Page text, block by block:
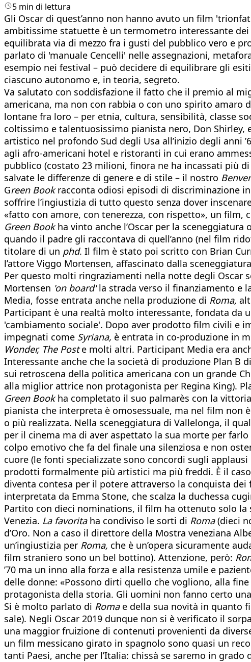
5 min di lettura
Gli Oscar di quest’anno non hanno avuto un film
ambitissime statuette è un termometro interessante dei
equilibrata via di mezzo fra i gusti del pubblico vero e
parlato di 'manuale Cencelli' nelle assegnazioni,
esempio nei festival – può decidere di equilibrare gli
ciascuno autonomo e, in teoria, segreto.
Va salutato con soddisfazione il fatto che il premio al
americana, ma non con rabbia o con uno spirito amaro
lontane fra loro – per etnia, cultura, sensibilità, classe
coltissimo e talentuosissimo pianista nero, Don
artistico nel profondo Sud degli Usa all’inizio degli anni
agli afro-americani hotel e ristoranti in cui erano
pubblico (costato 23 milioni, finora ne ha incassati più
salvate le differenze di genere e di stile – il nostro
Green Bookracconta odiosi episodi di discriminazione
soffrire l’ingiustizia di tutto questo senza dover
«fatto con amore, con tenerezza, con rispetto», un film,
Green Bookha vinto anche l’Oscar per la
quando il padre gli raccontava di quell’anno (nel film
titolare di un phd. Il film è stato poi scritto con Brian
l’attore Viggo Mortensen, affascinato dalla
Per questo molti ringraziamenti nella notte degli Oscar
Mortensen 'on board'la strada verso il finanziamento e
Media, fosse entrata anche nella produzione di Roma,
Participant è una realtà molto interessante, fondata da
'cambiamento sociale'. Dopo aver prodotto film civili e
impegnati come Syriana, è entrata in co-produzione in
Wonder, The Poste molti altri. Participant Media era
Interessante anche che la società di produzione Plan B
sui retroscena della politica americana con un grande
alla miglior attrice non protagonista per Regina King).
Green Bookha completato il suo palmarès con la
pianista che interpreta è omosessuale, ma nel film non
o più realizzata. Nella sceneggiatura di Vallelonga, il
per il cinema ma di aver aspettato la sua morte per
colpo emotivo che fa del finale una silenziosa e non
cuore (le fonti specializzate sono concordi sugli
prodotti formalmente più artistici ma più freddi. È il
diventa contesa per il potere attraverso la conquista
interpretata da Emma Stone, che scalza la duchessa
Partito con dieci nominations, il film ha ottenuto solo
Venezia. La favorita ha condiviso le sorti di Roma(dieci
d’Oro. Non a caso il direttore della Mostra veneziana
un’ingiustizia per Roma, che è un’opera sicuramente
film straniero sono un bel bottino). Attenzione, però:
’70 ma un inno alla forza e alla resistenza umile e
delle donne: «Possono dirti quello che vogliono, alla
protagonista della storia. Gli uomini non fanno certo
Si è molto parlato di Romae della sua novità in quanto
sale). Negli Oscar 2019 dunque non si è verificato il
una maggior fruizione di contenuti provenienti da
un film messicano girato in spagnolo sono quasi un
tanti Paesi, anche per l’Italia: chissà se saremo in grado